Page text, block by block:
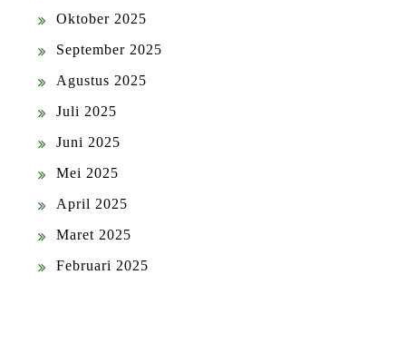
Oktober 2025
September 2025
Agustus 2025
Juli 2025
Juni 2025
Mei 2025
April 2025
Maret 2025
Februari 2025